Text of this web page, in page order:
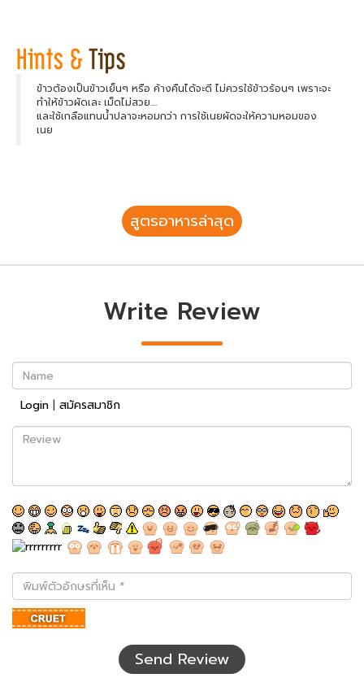
ข้าวต้องเป็นข้าวเย็นๆ หรือ ค้างคืนได้จะดี ไม่ควรใช้ข้าวร้อนๆ เพราะจะ
ทำให้ข้าวผัดเละ เม็ดไม่สวย....
และใช้เกลือแทนน้ำปลาจะหอมกว่า การใช้เนยผัดจะให้ความหอมของ
เนย
สูตรอาหารล่าสุด
Write Review
Name
Login | สมัครสมาชิก
Review
พิมพ์
ตัว
อักษร
ที่
Send Review